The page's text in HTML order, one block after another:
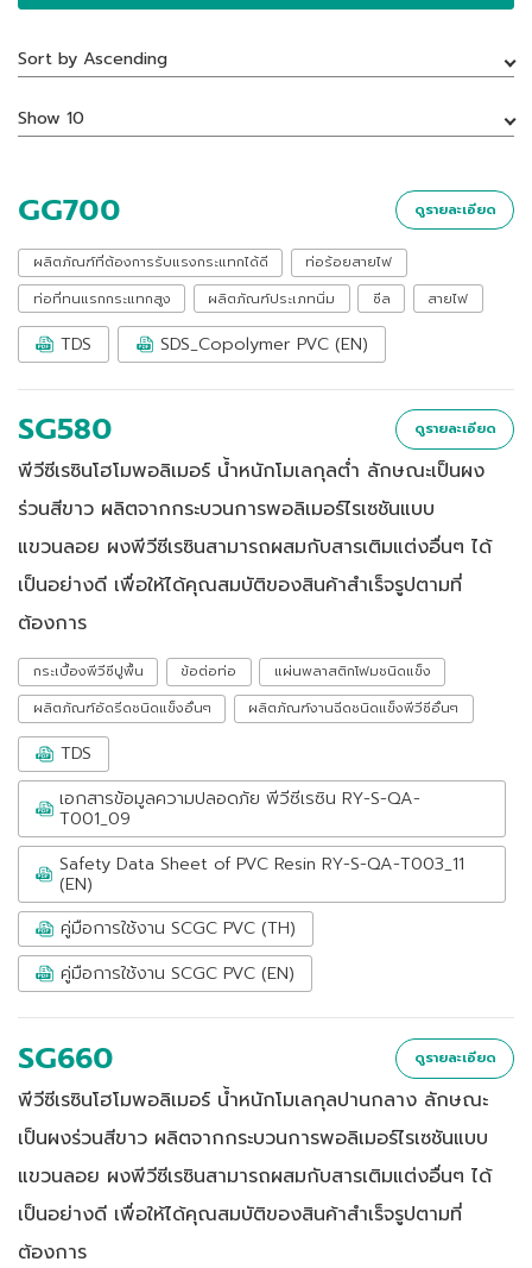
Sort by Ascending
Show 10
GG700 ดูรายละเอียด
ผลิตภัณฑ์ที่ต้องการรับแรงกระแทกได้ดี
ท่อร้อยสายไฟ
ท่อที่ทนแรกกระแทกสูง
ผลิตภัณฑ์ประเภทนิ่ม ซีล สายไฟ
TDS SDS_Copolymer PVC (EN)
SG580 ดูรายละเอียด
พีวีซีเรซินโฮโมพอลิเมอร์ น้ำหนักโมเลกุลต่ำ ลักษณะเป็นผง
ร่วนสีขาว ผลิตจากกระบวนการพอลิเมอร์ไรเซชันแบบ
แขวนลอย ผงพีวีซีเรซินสามารถผสมกับสารเติมแต่งอื่นๆ ได้
เป็นอย่างดี เพื่อให้ได้คุณสมบัติของสินค้าสำเร็จรูปตามที่
ต้องการ
กระเบื้องพีวีซีปูพื้น ข้อต่อท่อ
แผ่นพลาสติกโฟมชนิดแข็ง
ผลิตภัณฑ์อัดรีดชนิดแข็งอื่นๆ
ผลิตภัณฑ์งานฉีดชนิดแข็งพีวีซีอื่นๆ
TDS
เอกสารข้อมูลความปลอดภัย พีวีซีเรซิน RY-S-QA-
T001_09
Safety Data Sheet of PVC Resin RY-S-QA-T003_11
(EN)
คู่มือการใช้งาน SCGC PVC (TH)
คู่มือการใช้งาน SCGC PVC (EN)
SG660 ดูรายละเอียด
พีวีซีเรซินโฮโมพอลิเมอร์ น้ำหนักโมเลกุลปานกลาง ลักษณะ
เป็นผงร่วนสีขาว ผลิตจากกระบวนการพอลิเมอร์ไรเซชันแบบ
แขวนลอย ผงพีวีซีเรซินสามารถผสมกับสารเติมแต่งอื่นๆ ได้
เป็นอย่างดี เพื่อให้ได้คุณสมบัติของสินค้าสำเร็จรูปตามที่
ต้องการ